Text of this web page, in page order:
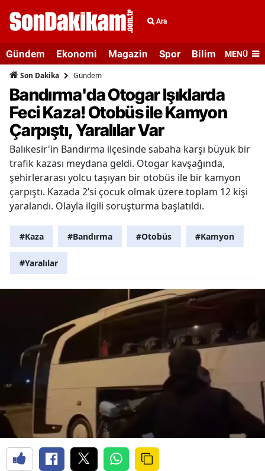
Ara
Gündem Ekonomi Magazin Spor Bilim veMENÜ
Son Dakika Gündem
Bandırma'da Otogar Işıklarda
Feci Kaza! Otobüs ile Kamyon
Çarpıştı, Yaralılar Var
Balıkesir'in Bandırma ilçesinde sabaha karşı büyük bir
trafik kazası meydana geldi. Otogar kavşağında,
şehirlerarası yolcu taşıyan bir otobüs ile bir kamyon
çarpıştı. Kazada 2’si çocuk olmak üzere toplam 12 kişi
yaralandı. Olayla ilgili soruşturma başlatıldı.
#Kaza #Bandırma #Otobüs #Kamyon
#Yaralılar